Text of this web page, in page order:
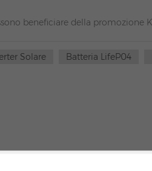
beneficiare della promozione
Solare Batteria LifeP04